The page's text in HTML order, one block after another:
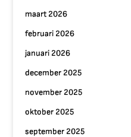
maart 2026
februari 2026
januari 2026
december 2025
november 2025
oktober 2025
september 2025